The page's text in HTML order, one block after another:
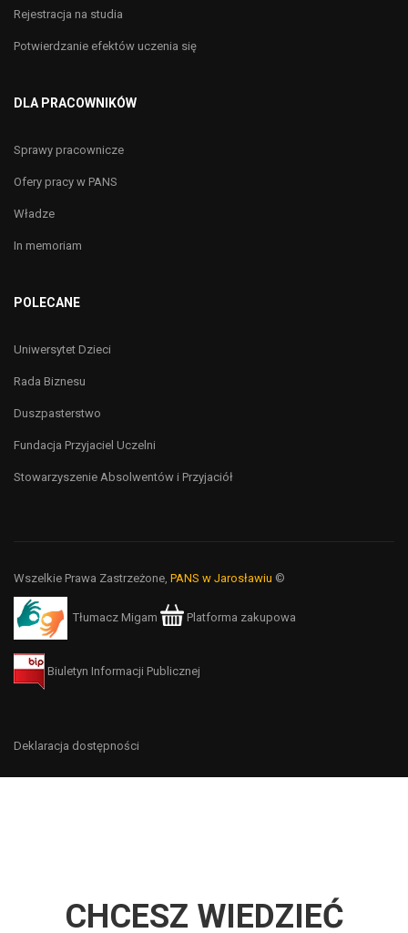
Rejestracja na studia
Potwierdzanie efektów uczenia się
DLA PRACOWNIKÓW
Sprawy pracownicze
Ofery pracy w PANS
Władze
In memoriam
POLECANE
Uniwersytet Dzieci
Rada Biznesu
Duszpasterstwo
Fundacja Przyjaciel Uczelni
Stowarzyszenie Absolwentów i Przyjaciół
Wszelkie Prawa Zastrzeżone, PANS w Jarosławiu ©
Tłumacz Migam Platforma zakupowa
Biuletyn Informacji Publicznej
Deklaracja dostępności
CHCESZ WIEDZIEĆ